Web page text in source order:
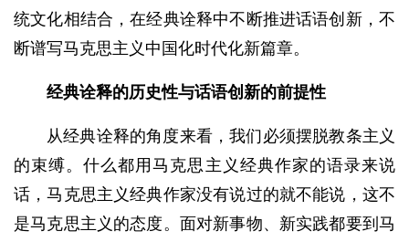
统文化相结合，在经典诠释中不断推进话语创新，不
断谱写马克思主义中国化时代化新篇章。
经典诠释的历史性与话语创新的前提性
从经典诠释的角度来看，我们必须摆脱教条主义
的束缚。什么都用马克思主义经典作家的语录来说
话，马克思主义经典作家没有说过的就不能说，这不
是马克思主义的态度。面对新事物、新实践都要到马